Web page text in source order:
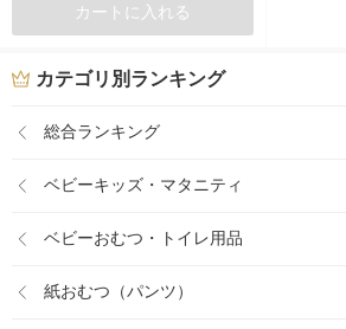
カートに入れる
カテゴリ別ランキング
総合ランキング
ベビーキッズ・マタニティ
ベビーおむつ・トイレ用品
紙おむつ（パンツ）